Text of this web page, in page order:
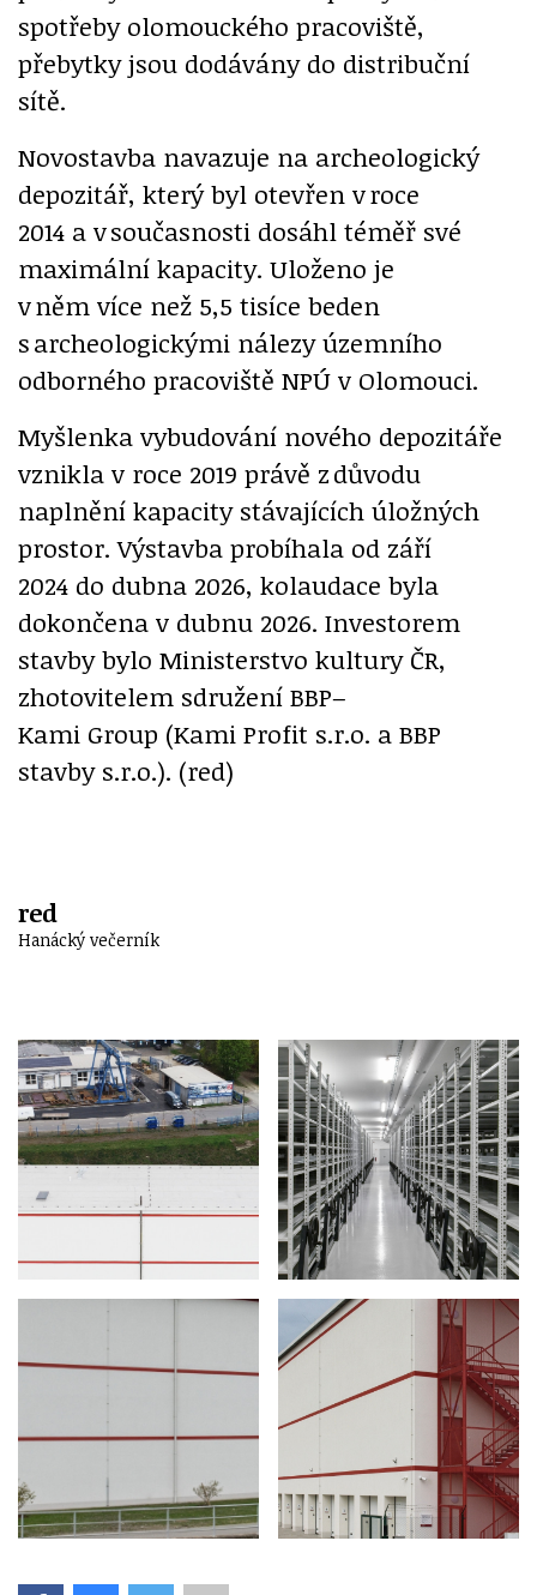
spotřeby olomouckého pracoviště,
přebytky jsou dodávány do distribuční
sítě.
Novostavba navazuje na archeologický
depozitář, který byl otevřen v roce
2014 a v současnosti dosáhl téměř své
maximální kapacity. Uloženo je
v něm více než 5,5 tisíce beden
s archeologickými nálezy územního
odborného pracoviště NPÚ v Olomouci.
Myšlenka vybudování nového depozitáře
vznikla v roce 2019 právě z důvodu
naplnění kapacity stávajících úložných
prostor. Výstavba probíhala od září
2024 do dubna 2026, kolaudace byla
dokončena v dubnu 2026. Investorem
stavby bylo Ministerstvo kultury ČR,
zhotovitelem sdružení BBP–
Kami Group (Kami Profit s.r.o. a BBP
stavby s.r.o.). (red)
red
Hanácký večerník